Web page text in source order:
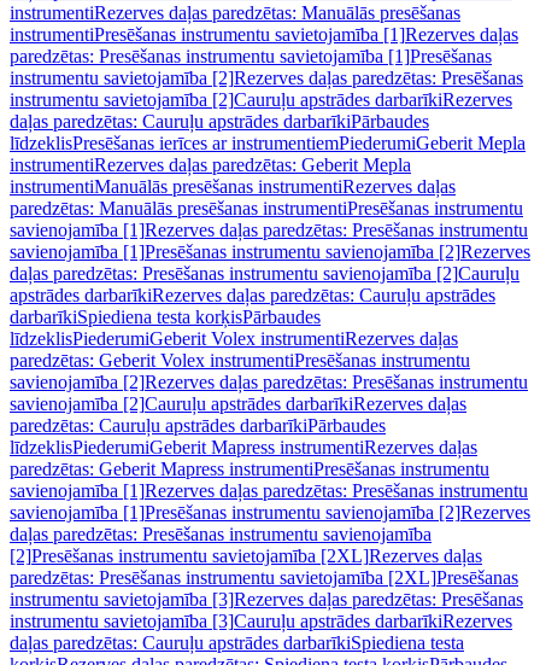
instrumentiRezerves daļas paredzētas: Manuālās presēšanas
instrumentiPresēšanas instrumentu savietojamība [1]Rezerves daļas
paredzētas: Presēšanas instrumentu savietojamība [1]Presēšanas
instrumentu savietojamība [2]Rezerves daļas paredzētas: Presēšanas
instrumentu savietojamība [2]Cauruļu apstrādes darbarīkiRezerves
daļas paredzētas: Cauruļu apstrādes darbarīkiPārbaudes
līdzeklisPresēšanas ierīces ar instrumentiemPiederumiGeberit Mepla
instrumentiRezerves daļas paredzētas: Geberit Mepla
instrumentiManuālās presēšanas instrumentiRezerves daļas
paredzētas: Manuālās presēšanas instrumentiPresēšanas instrumentu
savienojamība [1]Rezerves daļas paredzētas: Presēšanas instrumentu
savienojamība [1]Presēšanas instrumentu savienojamība [2]Rezerves
daļas paredzētas: Presēšanas instrumentu savienojamība [2]Cauruļu
apstrādes darbarīkiRezerves daļas paredzētas: Cauruļu apstrādes
darbarīkiSpiediena testa korķisPārbaudes
līdzeklisPiederumiGeberit Volex instrumentiRezerves daļas
paredzētas: Geberit Volex instrumentiPresēšanas instrumentu
savienojamība [2]Rezerves daļas paredzētas: Presēšanas instrumentu
savienojamība [2]Cauruļu apstrādes darbarīkiRezerves daļas
paredzētas: Cauruļu apstrādes darbarīkiPārbaudes
līdzeklisPiederumiGeberit Mapress instrumentiRezerves daļas
paredzētas: Geberit Mapress instrumentiPresēšanas instrumentu
savienojamība [1]Rezerves daļas paredzētas: Presēšanas instrumentu
savienojamība [1]Presēšanas instrumentu savienojamība [2]Rezerves
daļas paredzētas: Presēšanas instrumentu savienojamība
[2]Presēšanas instrumentu savietojamība [2XL]Rezerves daļas
paredzētas: Presēšanas instrumentu savietojamība [2XL]Presēšanas
instrumentu savietojamība [3]Rezerves daļas paredzētas: Presēšanas
instrumentu savietojamība [3]Cauruļu apstrādes darbarīkiRezerves
daļas paredzētas: Cauruļu apstrādes darbarīkiSpiediena testa